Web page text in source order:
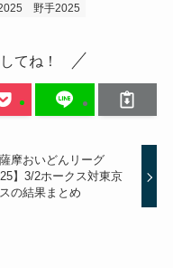
野手2025
てね！
薩摩おいどんリーグ
】3/2ホークス対東京
の結果まとめ